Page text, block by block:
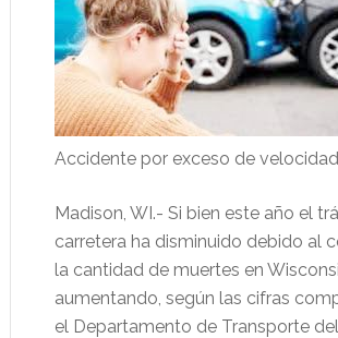
Accidente por exceso de velocidad
Madison, WI.- Si bien este año el
carretera ha disminuido debido al
la cantidad de muertes en
aumentando, según las cifras
el Departamento de Transporte